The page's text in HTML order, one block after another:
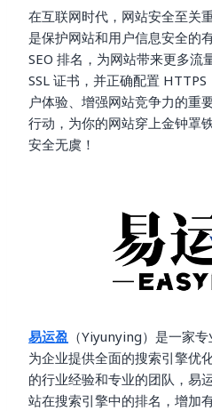
在互联网时代，网站安全至关
是保护网站和用户信息安全的
SEO 排名，为网站带来更多流
SSL 证书，并正确配置
户体验、增强网站竞争力的重
行动，为你的网站穿上金钟罩
安全无虞！
易运盈 （Yiyunying）是一家
为企业提供全面的搜索引擎优
的行业经验和专业的团队，易
站在搜索引擎中的排名，增加